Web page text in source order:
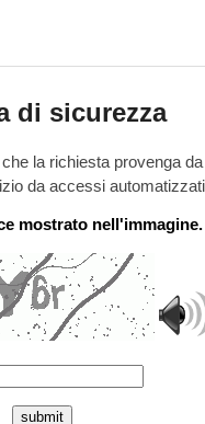
di sicurezza
la richiesta provenga
da accessi
mostrato nell'immagine.
submit